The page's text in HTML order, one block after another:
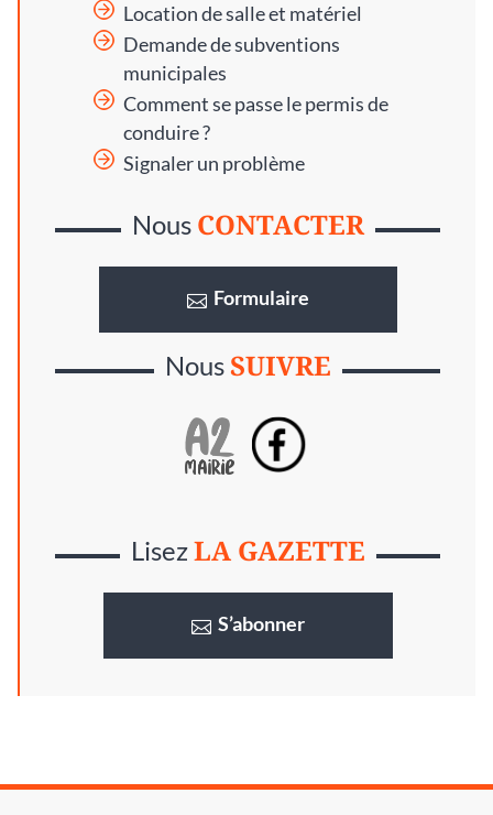
Location de salle et matériel
Demande de subventions
municipales
Comment se passe le permis de
conduire ?
Signaler un problème
Nous CONTACTER
Formulaire
NousSUIVRE
LisezLA GAZETTE
S’abonner